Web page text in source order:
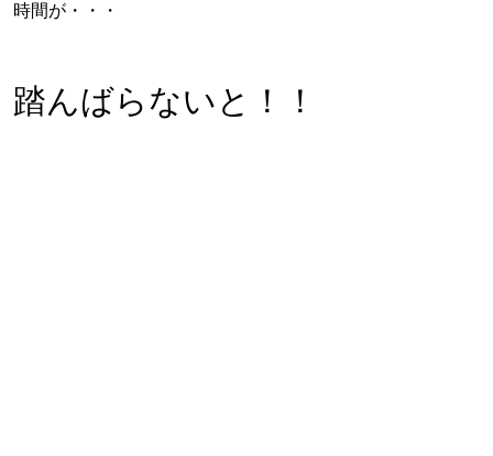
時間が・・・
踏んばらないと！！